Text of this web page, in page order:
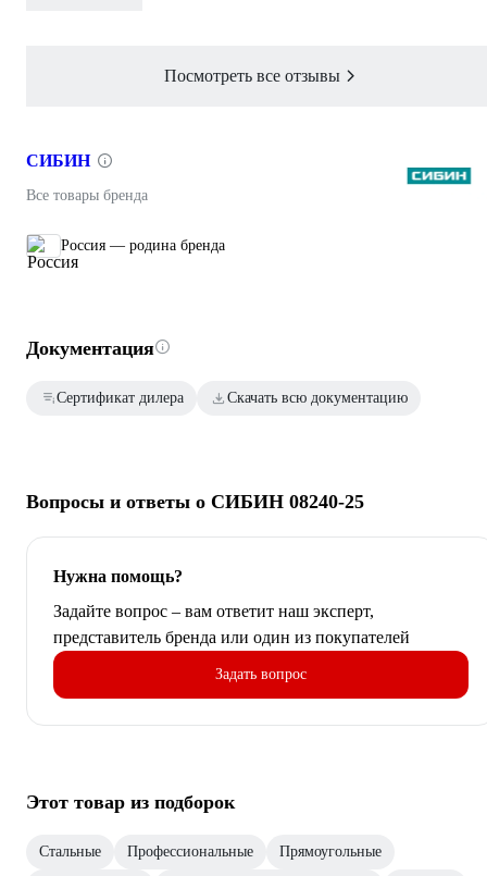
Посмотреть все отзывы
СИБИН
Все товары бренда
Россия — родина бренда
Документация
Сертификат дилера Скачать всю документацию
Вопросы и ответы о СИБИН 08240-25
Нужна помощь?
Задайте вопрос – вам ответит наш эксперт,
представитель бренда или один из покупателей
Задать вопрос
Этот товар из подборок
Стальные Профессиональные Прямоугольные